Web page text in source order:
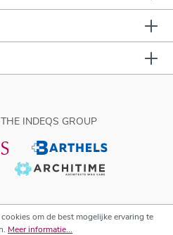
INDEQS GROUP
om de best mogelijke ervaring te
Meer informatie...